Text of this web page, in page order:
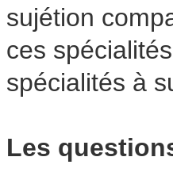
sujétion
ces
spécialités à
Les